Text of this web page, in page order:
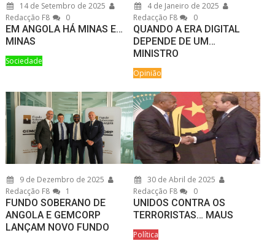
14 de Setembro de 2025
Redacção F8
0
EM ANGOLA HÁ MINAS E…
MINAS
Sociedade
4 de Janeiro de 2025
Redacção F8
0
QUANDO A ERA DIGITAL
DEPENDE DE UM…
MINISTRO
Opinião
9 de Dezembro de 2025
Redacção F8
1
FUNDO SOBERANO DE
ANGOLA E GEMCORP
LANÇAM NOVO FUNDO
30 de Abril de 2025
Redacção F8
0
UNIDOS CONTRA OS
TERRORISTAS… MAUS
Política